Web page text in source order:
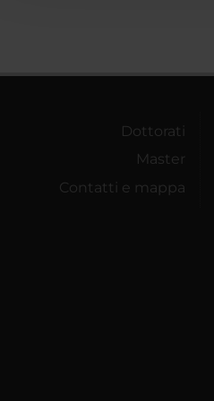
Dottorati
Master
Contatti e mappa